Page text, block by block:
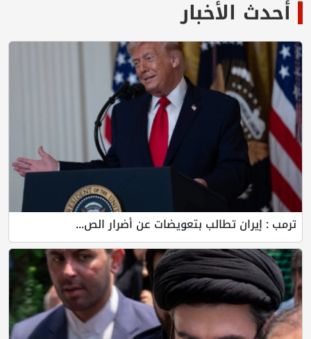
أحدث الأخبار
ترمب : إيران تطالب بتعويضات عن أضرار الص...